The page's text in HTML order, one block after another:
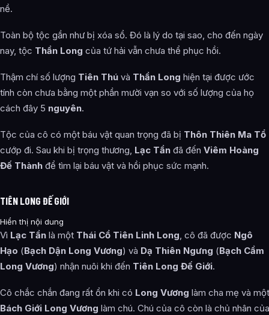
nề.
Toàn bộ tộc gần như bị xóa sổ. Đó là lý do tại sao, cho đến ngày
nay, tộc Thần Long của tứ hải vẫn chưa thể phục hồi.
Thậm chí số lượng Tiên Thú và Thần Long hiện tại được ước
tính còn chưa bằng một phần mười vạn so với số lượng của họ
cách đây 5 nguyên.
Tộc của cô có một báu vật quan trọng đã bị Thôn Thiên Ma Tổ
cướp đi. Sau khi bị trọng thương, Lạc Tần đã đến Viêm Hoàng
Đế Thành để tìm lại báu vật và hồi phục sức mạnh.
TIÊN LONG ĐẾ GIỚI
Hiển thị nội dung
Vì Lạc Tần là một Thái Cổ Tiên Linh Long, cô đã được Ngô
Hạo (Bạch Dận Long Vương) và Dạ Thiên Ngưng (Bạch Cầm
Long Vương) nhận nuôi khi đến Tiên Long Đế Giới.
Cô chắc chắn đang rất ổn khi có Long Vương làm cha mẹ và một
Bách Giới Long Vương làm chú. Chú của cô còn là chủ nhân của